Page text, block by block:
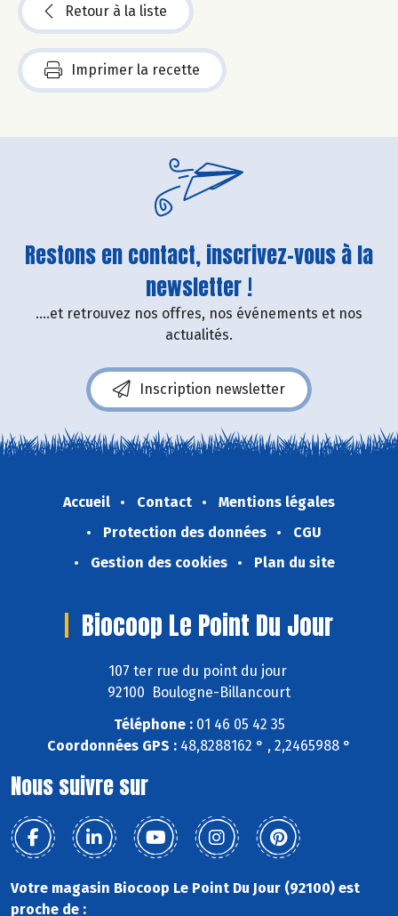
Retour à la liste
Imprimer la recette
Restons en contact, inscrivez-vous à la
newsletter !
....et retrouvez nos offres, nos événements et nos
actualités.
Inscription newsletter
Accueil Contact
Mentions légales
Protection des données
CGU
Gestion des cookies
Plan du site
Biocoop Le Point Du Jour
107 ter rue du point du jour
92100 Boulogne-Billancourt
Téléphone :01 46 05 42 35
Coordonnées GPS : 48,8288162 ° , 2,2465988 °
Nous suivre sur
Votre magasin Biocoop Le Point Du Jour (92100) est
proche de :